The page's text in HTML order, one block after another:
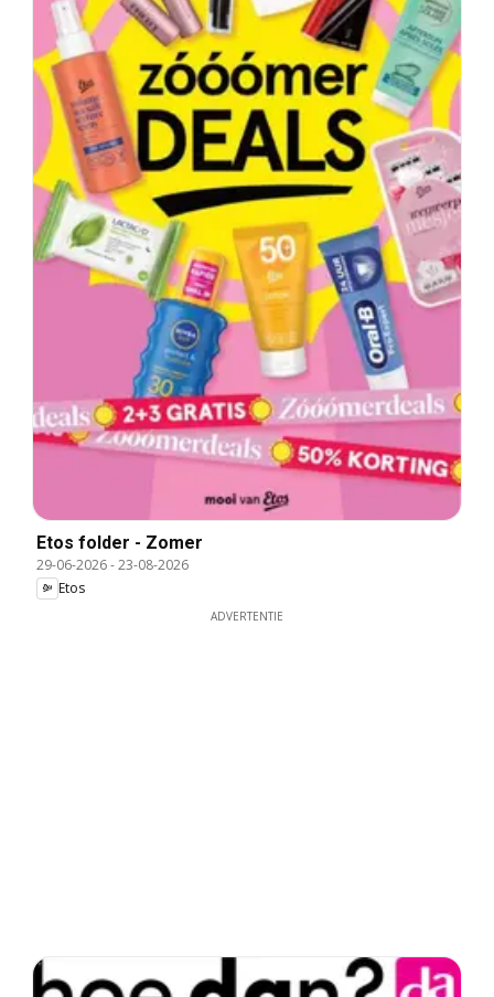
Etos folder - Zomer
29-06-2026-23-08-2026
Etos
ADVERTENTIE